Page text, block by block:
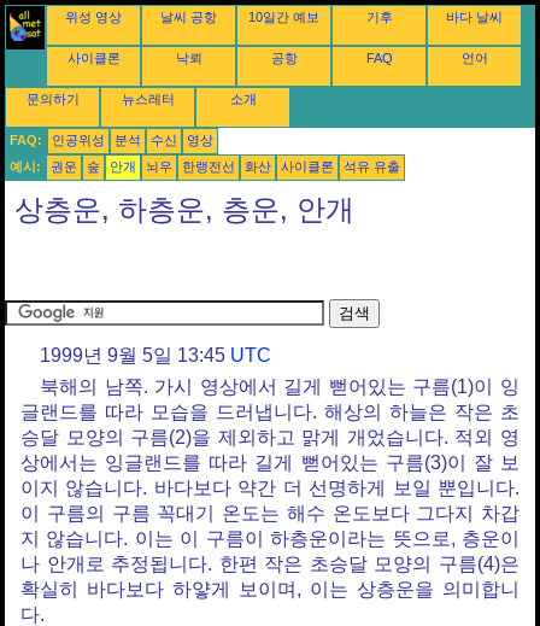
위성 영상 날씨 공항 10일간 예보 기후 바다 날씨
사이클론 낙뢰 공항 FAQ 언어
문의하기 뉴스레터 소개
FAQ: 인공위성 분석 수신
영상
예시:
권운 숲 안개 뇌우 한랭전선 화산 사이클론 석유 유출
상층운, 하층운, 층운, 안개
1999년 9월 5일 13:45 UTC
북해의 남쪽. 가시 영상에서 길게 뻗어있는 구름(1)이 잉
글랜드를 따라 모습을 드러냅니다. 해상의 하늘은 작은 초
승달 모양의 구름(2)을 제외하고 맑게 개었습니다. 적외 영
상에서는 잉글랜드를 따라 길게 뻗어있는 구름(3)이 잘 보
이지 않습니다. 바다보다 약간 더 선명하게 보일 뿐입니다.
이 구름의 구름 꼭대기 온도는 해수 온도보다 그다지 차갑
지 않습니다. 이는 이 구름이 하층운이라는 뜻으로, 층운이
나 안개로 추정됩니다. 한편 작은 초승달 모양의 구름(4)은
확실히 바다보다 하얗게 보이며, 이는 상층운을 의미합니
다.